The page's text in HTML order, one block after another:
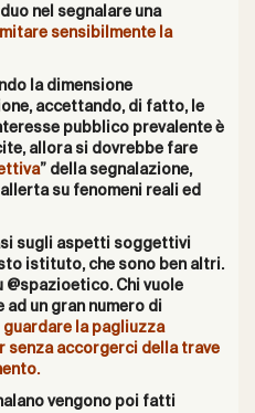
nel segnalare una
sensibilmente la
la dimensione
accettando, di fatto, le
pubblico prevalente è
allora si dovrebbe fare
” della segnalazione,
su fenomeni reali ed
sugli aspetti soggettivi
istituto, che sono ben altri.
Chi vuole
ad un gran numero di
guardare la pagliuzza
senza accorgerci della trave
vengono poi fatti